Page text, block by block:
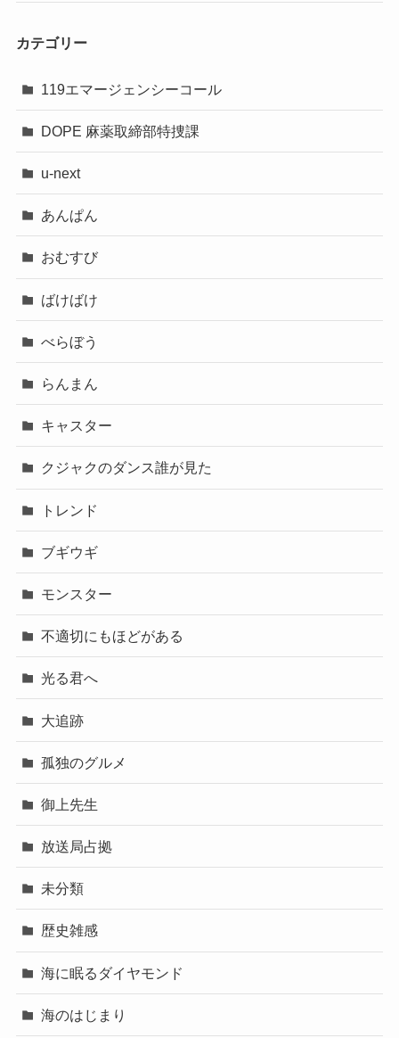
カテゴリー
119エマージェンシーコール
DOPE 麻薬取締部特捜課
u-next
あんぱん
おむすび
ばけばけ
べらぼう
らんまん
キャスター
クジャクのダンス誰が見た
トレンド
ブギウギ
モンスター
不適切にもほどがある
光る君へ
大追跡
孤独のグルメ
御上先生
放送局占拠
未分類
歴史雑感
海に眠るダイヤモンド
海のはじまり